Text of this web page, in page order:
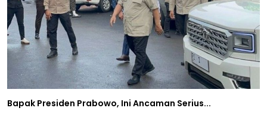
Bapak Presiden Prabowo, Ini Ancaman Serius...